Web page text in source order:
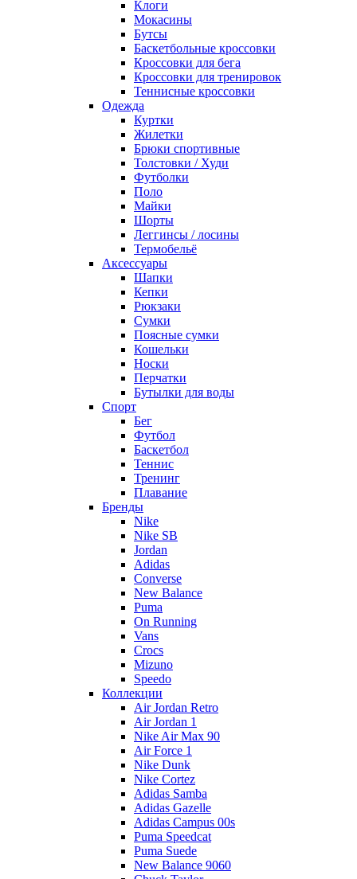
Клоги
Мокасины
Бутсы
Баскетбольные кроссовки
Кроссовки для бега
Кроссовки для тренировок
Теннисные кроссовки
Одежда
Куртки
Жилетки
Брюки спортивные
Толстовки / Худи
Футболки
Поло
Майки
Шорты
Леггинсы / лосины
Термобельё
Аксессуары
Шапки
Кепки
Рюкзаки
Сумки
Поясные сумки
Кошельки
Носки
Перчатки
Бутылки для воды
Спорт
Бег
Футбол
Баскетбол
Теннис
Тренинг
Плавание
Бренды
Nike
Nike SB
Jordan
Adidas
Converse
New Balance
Puma
On Running
Vans
Crocs
Mizuno
Speedo
Коллекции
Air Jordan Retro
Air Jordan 1
Nike Air Max 90
Air Force 1
Nike Dunk
Nike Cortez
Adidas Samba
Adidas Gazelle
Adidas Campus 00s
Puma Speedcat
Puma Suede
New Balance 9060